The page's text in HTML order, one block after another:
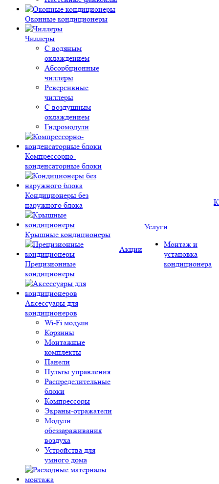
Оконные кондиционеры
Чиллеры
С водяным
охлаждением
Абсорбционные
чиллеры
Реверсивные
чиллеры
С воздушным
охлаждением
Гидромодули
Компрессорно-
конденсаторные блоки
Кондиционеры без
наружного блока
Крышные кондиционеры
Прецизионные
кондиционеры
Аксессуары для
кондиционеров
Wi-Fi модули
Корзины
Монтажные
комплекты
Панели
Пульты управления
Распределительные
блоки
Компрессоры
Экраны-отражатели
Модули
обеззараживания
воздуха
Устройства для
умного дома
Акции
Услуги
Монтаж и
установка
кондиционера